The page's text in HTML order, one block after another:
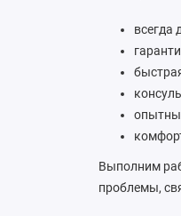
всегда
Выполним
проблемы,